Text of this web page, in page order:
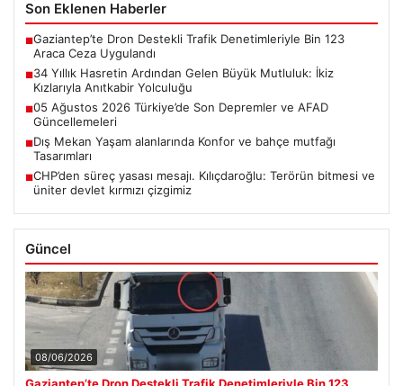
Son Eklenen Haberler
■Gaziantep’te Dron Destekli Trafik Denetimleriyle Bin 123
Araca Ceza Uygulandı
■34 Yıllık Hasretin Ardından Gelen Büyük Mutluluk: İkiz
Kızlarıyla Anıtkabir Yolculuğu
■05 Ağustos 2026 Türkiye’de Son Depremler ve AFAD
Güncellemeleri
■Dış Mekan Yaşam alanlarında Konfor ve bahçe mutfağı
Tasarımları
■CHP’den süreç yasası mesajı. Kılıçdaroğlu: Terörün bitmesi ve
üniter devlet kırmızı çizgimiz
Güncel
08/06/2026
Gaziantep’te Dron Destekli Trafik Denetimleriyle Bin 123